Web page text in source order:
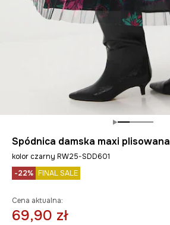
Spódnica damska maxi plisowana
kolor czarny RW25-SDD601
-22% FINAL SALE
Cena aktualna:
69,90 zł